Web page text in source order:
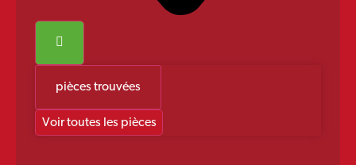
pièces trouvées
Voir toutes les pièces